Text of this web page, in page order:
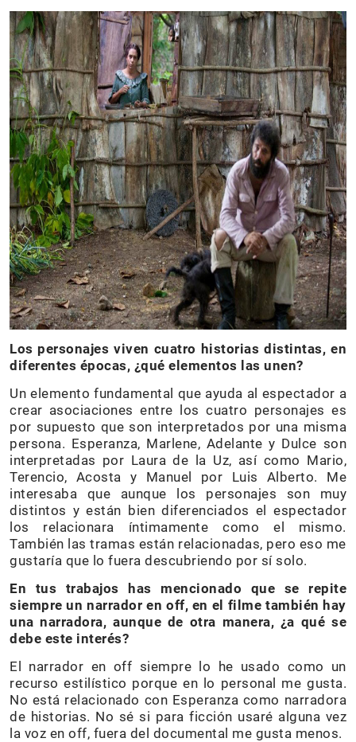
Los personajes viven cuatro historias distintas, en
diferentes épocas, ¿qué elementos las unen?
Un elemento fundamental que ayuda al espectador a
crear asociaciones entre los cuatro personajes es
por supuesto que son interpretados por una misma
persona. Esperanza, Marlene, Adelante y Dulce son
interpretadas por Laura de la Uz, así como Mario,
Terencio, Acosta y Manuel por Luis Alberto. Me
interesaba que aunque los personajes son muy
distintos y están bien diferenciados el espectador
los relacionara íntimamente como el mismo.
También las tramas están relacionadas, pero eso me
gustaría que lo fuera descubriendo por sí solo.
En tus trabajos has mencionado que se repite
siempre un narrador en off, en el filme también hay
una narradora, aunque de otra manera, ¿a qué se
debe este interés?
El narrador en off siempre lo he usado como un
recurso estilístico porque en lo personal me gusta.
No está relacionado con Esperanza como narradora
de historias. No sé si para ficción usaré alguna vez
la voz en off, fuera del documental me gusta menos.